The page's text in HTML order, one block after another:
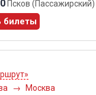
Псков (Пассажирский)
билеты
→ Москва